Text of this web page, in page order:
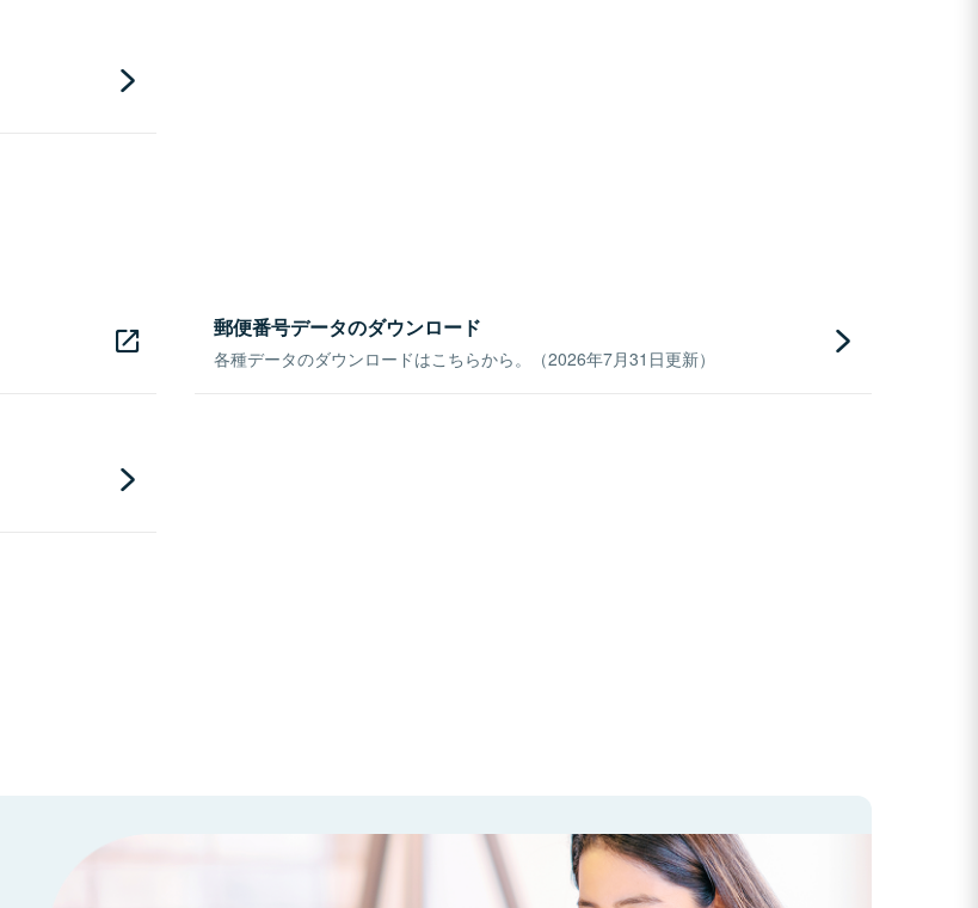
郵便番号データのダウンロード
各種データのダウンロードはこちらから。（2026年7月31日更新）